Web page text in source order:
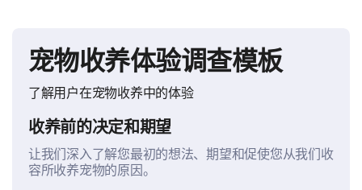
宠物收养体验调查模板
了解用户在宠物收养中的体验
收养前的决定和期望
让我们深入了解您最初的想法、期望和促使您从我们收
容所收养宠物的原因。